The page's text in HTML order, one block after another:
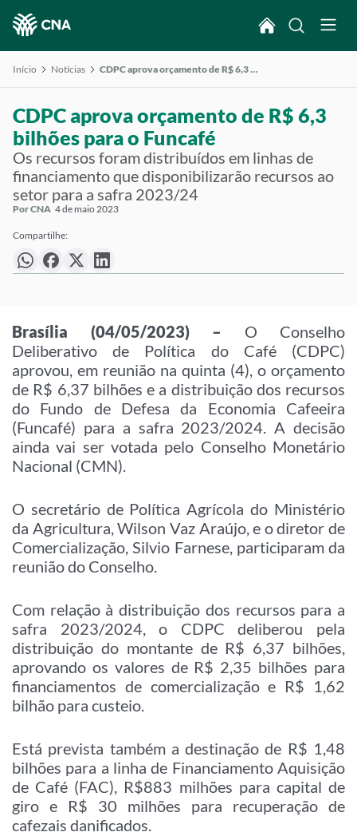
Início Notícias CDPC aprova orçamento de R$ 6,3 bilhões para o Funcafé
CDPC aprova orçamento de R$ 6,3
bilhões para o Funcafé
Os recursos foram distribuídos em linhas de
financiamento que disponibilizarão recursos ao
setor para a safra 2023/24
Por CNA 4 de maio 2023
Compartilhe:
Brasília (04/05/2023) – O Conselho
Deliberativo de Política do Café (CDPC)
aprovou, em reunião na quinta (4), o orçamento
de R$ 6,37 bilhões e a distribuição dos recursos
do Fundo de Defesa da Economia Cafeeira
(Funcafé) para a safra 2023/2024. A decisão
ainda vai ser votada pelo Conselho Monetário
Nacional (CMN).
O secretário de Política Agrícola do Ministério
da Agricultura, Wilson Vaz Araújo, e o diretor de
Comercialização, Silvio Farnese, participaram da
reunião do Conselho.
Com relação à distribuição dos recursos para a
safra 2023/2024, o CDPC deliberou pela
distribuição do montante de R$ 6,37 bilhões,
aprovando os valores de R$ 2,35 bilhões para
financiamentos de comercialização e R$ 1,62
bilhão para custeio.
Está prevista também a destinação de R$ 1,48
bilhões para a linha de Financiamento Aquisição
de Café (FAC), R$883 milhões para capital de
giro e R$ 30 milhões para recuperação de
cafezais danificados.